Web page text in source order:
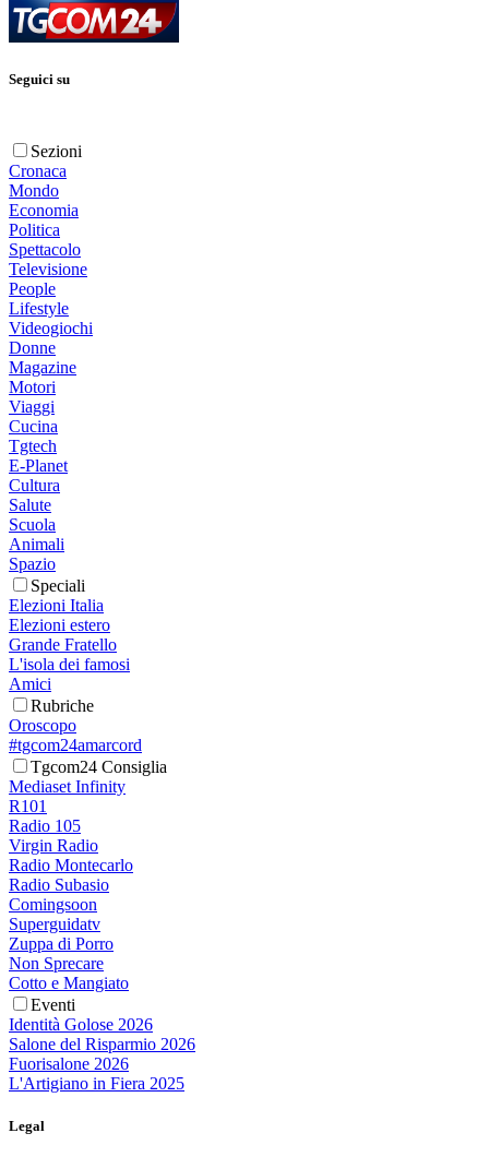
Seguici su
Sezioni
Cronaca
Mondo
Economia
Politica
Spettacolo
Televisione
People
Lifestyle
Videogiochi
Donne
Magazine
Motori
Viaggi
Cucina
Tgtech
E-Planet
Cultura
Salute
Scuola
Animali
Spazio
Speciali
Elezioni Italia
Elezioni estero
Grande Fratello
L'isola dei famosi
Amici
Rubriche
Oroscopo
#tgcom24amarcord
Tgcom24 Consiglia
Mediaset Infinity
R101
Radio 105
Virgin Radio
Radio Montecarlo
Radio Subasio
Comingsoon
Superguidatv
Zuppa di Porro
Non Sprecare
Cotto e Mangiato
Eventi
Identità Golose 2026
Salone del Risparmio 2026
Fuorisalone 2026
L'Artigiano in Fiera 2025
Legal